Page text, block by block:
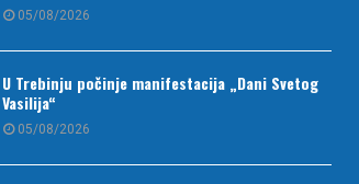
05/08/2026
U Trebinju počinje manifestacija „Dani Svetog
Vasilija“
05/08/2026